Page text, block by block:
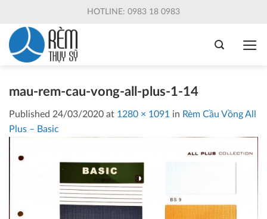
content
HOTLINE: 0983 18 0983
mau-rem-cau-vong-all-plus-1-14
Published 24/03/2020 at 1280 × 1091 in Rèm Cầu Vồng All
Plus – Basic